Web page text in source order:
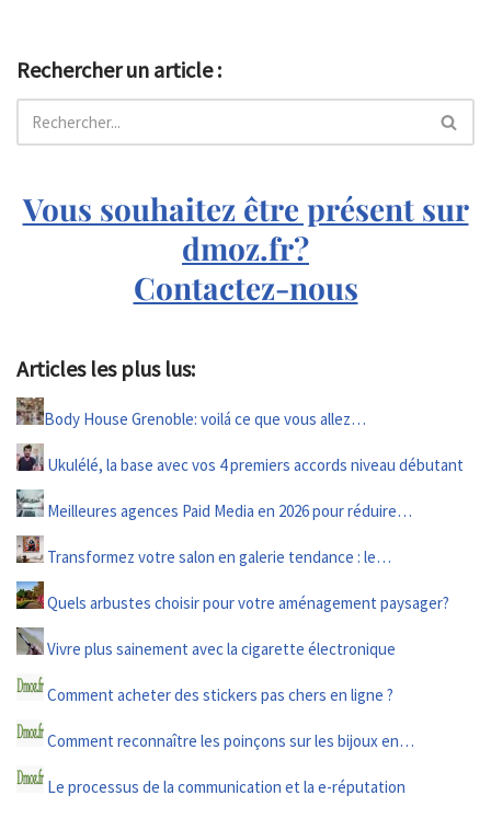
Rechercher un article :
Vous souhaitez être présent sur
dmoz.fr?
Contactez-nous
Articles les plus lus:
Body House Grenoble: voilá ce que vous allez…
Ukulélé, la base avec vos 4 premiers accords niveau débutant
Meilleures agences Paid Media en 2026 pour réduire…
Transformez votre salon en galerie tendance : le…
Quels arbustes choisir pour votre aménagement paysager?
Vivre plus sainement avec la cigarette électronique
Comment acheter des stickers pas chers en ligne ?
Comment reconnaître les poinçons sur les bijoux en…
Le processus de la communication et la e-réputation